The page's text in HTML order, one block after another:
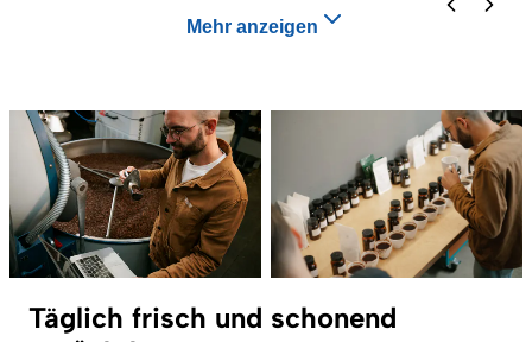
Mehr anzeigen
Täglich frisch und schonend